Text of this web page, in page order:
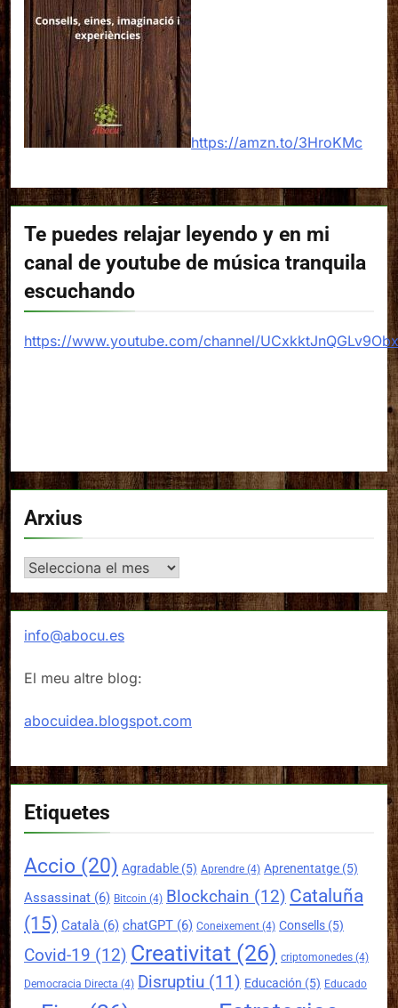
https://amzn.to/3HroKMc
Te puedes relajar leyendo y en mi
canal de youtube de música tranquila
escuchando
https://www.youtube.com/channel/
Arxius
Arxius
info@abocu.es
El meu altre blog:
abocuidea.blogspot.com
Etiquetes
Accio (20) Agradable (5) Aprendre (4) Aprenentatge (5)
Assassinat (6) Bitcoin (4) Blockchain (12) Cataluña
(15) Català (6) chatGPT (6) Coneixement (4) Consells (5)
Covid-19 (12) Creativitat (26) criptomonedes (4)
Democracia Directa (4) Disruptiu (11) Educación (5) Educado